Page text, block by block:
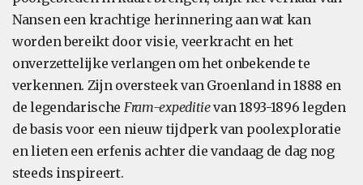
Nansen een krachtige herinnering aan wat kan
worden bereikt door visie, veerkracht en het
onverzettelijke verlangen om het onbekende te
verkennen. Zijn oversteek van Groenland in 1888 en
de legendarische Fram-expeditievan 1893-1896 legden
de basis voor een nieuw tijdperk van poolexploratie
en lieten een erfenis achter die vandaag de dag nog
steeds inspireert.